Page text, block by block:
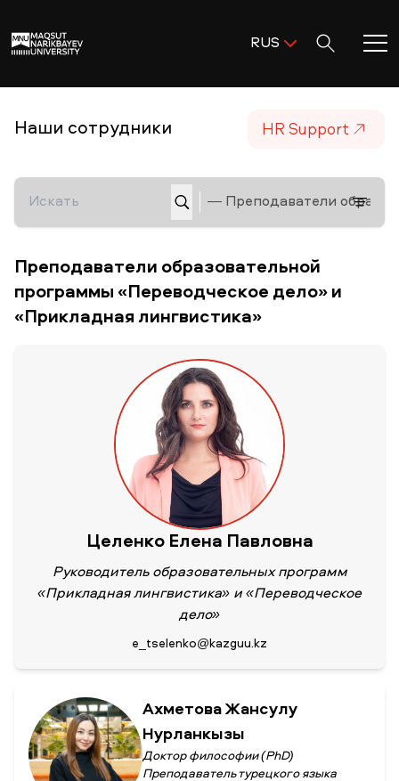
RUS
RUS
Главная
Академическая деятельность
Исследования и наука
Поступление и помощь
Жизнь в MNU
СМИ О НАС ВАКАНСИИСОТРУДНИКАМВЫПУСКНИКАМ
RUS
Наши сотрудники HR Support
Преподаватели образовательной
программы «Переводческое дело» и
«Прикладная лингвистика»
Целенко Елена Павловна
Руководитель образовательных программ
«Прикладная лингвистика» и «Переводческое
дело»
e_tselenko@kazguu.kz
Ахметова Жансулу
Нурланкызы
Доктор философии (PhD)
Преподаватель турецкого языка